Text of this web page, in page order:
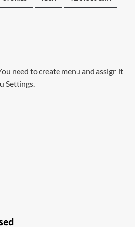
need to create menu and assign it
Settings.